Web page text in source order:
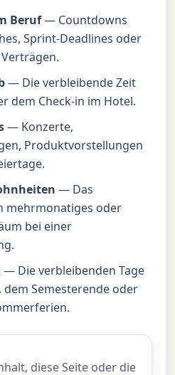
Beruf— Countdowns
Sprint-Deadlines oder
— Die verbleibende Zeit
dem Check-in im Hotel.
— Konzerte,
Produktvorstellungen
— Das
mehrmonatiges oder
bei einer
— Die verbleibenden Tage
dem Semesterende oder
diese Seite oder die